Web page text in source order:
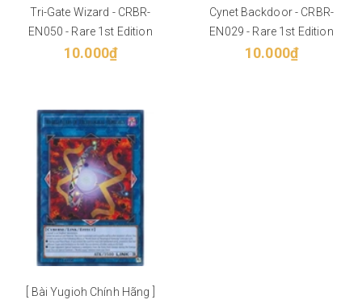
Tri-Gate Wizard - CRBR-
EN050 - Rare 1st Edition
10.000₫
Cynet Backdoor - CRBR-
EN029 - Rare 1st Edition
10.000₫
[ Bài Yugioh Chính Hãng ]